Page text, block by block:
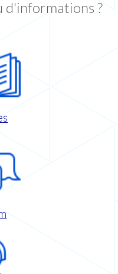
d'informations ?